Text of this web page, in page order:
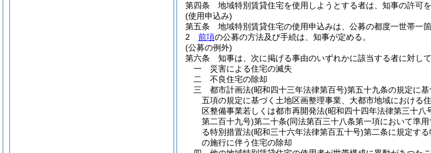
第四条
地域特別賃貸住宅を使用しようとする者は、知事の許可
(使用申込み)
第五条
地域特別賃貸住宅の使用申込みは、公募の都度一世帯一箇
2
前項の公募の方法及び手続は、知事が定める。
(公募の例外)
第六条
知事は、次に掲げる事由のいずれかに該当する者に対して
一
災害による住宅の滅失
二
不良住宅の除却
三
都市計画法(昭和四十三年法律第百号)第五十九条の規定に
五項の規定に基づく土地区画整理事業、大都市地域における
区整備事業若しくは都市再開発法(昭和四十四年法律第三十八
第二百十九号)第二十条(同法第百三十八条第一項において準
る特別措置法(昭和三十六年法律第百五十号)第二条に規定す
の施行に伴う住宅の除却